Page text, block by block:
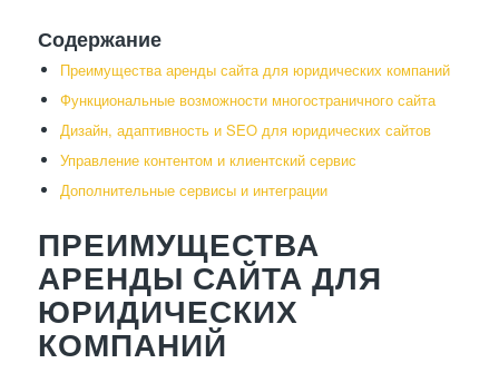
Содержание
Преимущества аренды сайта для юридических компаний
Функциональные возможности многостраничного сайта
Дизайн, адаптивность и SEO для юридических сайтов
Управление контентом и клиентский сервис
Дополнительные сервисы и интеграции
ПРЕИМУЩЕСТВА
АРЕНДЫ САЙТА ДЛЯ
ЮРИДИЧЕСКИХ
КОМПАНИЙ